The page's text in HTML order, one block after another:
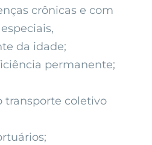
crônicas e com
da idade;
permanente;
transporte coletivo